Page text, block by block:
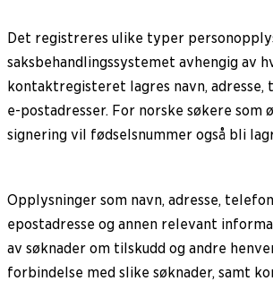
Det registreres ulike typer
saksbehandlingssystemet avhengig av
kontaktregisteret lagres navn, adresse,
e-postadresser. For norske søkere som
signering vil fødselsnummer også bli
Opplysninger som navn, adresse,
epostadresse og annen relevant
av søknader om tilskudd og andre
forbindelse med slike søknader, samt